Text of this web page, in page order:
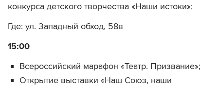
конкурса детского творчества «Наши истоки»;
Где: ул. Западный обход, 58в
15:00
Всероссийский марафон «Театр. Призвание»;
Открытие выставки «Наш Союз, наши